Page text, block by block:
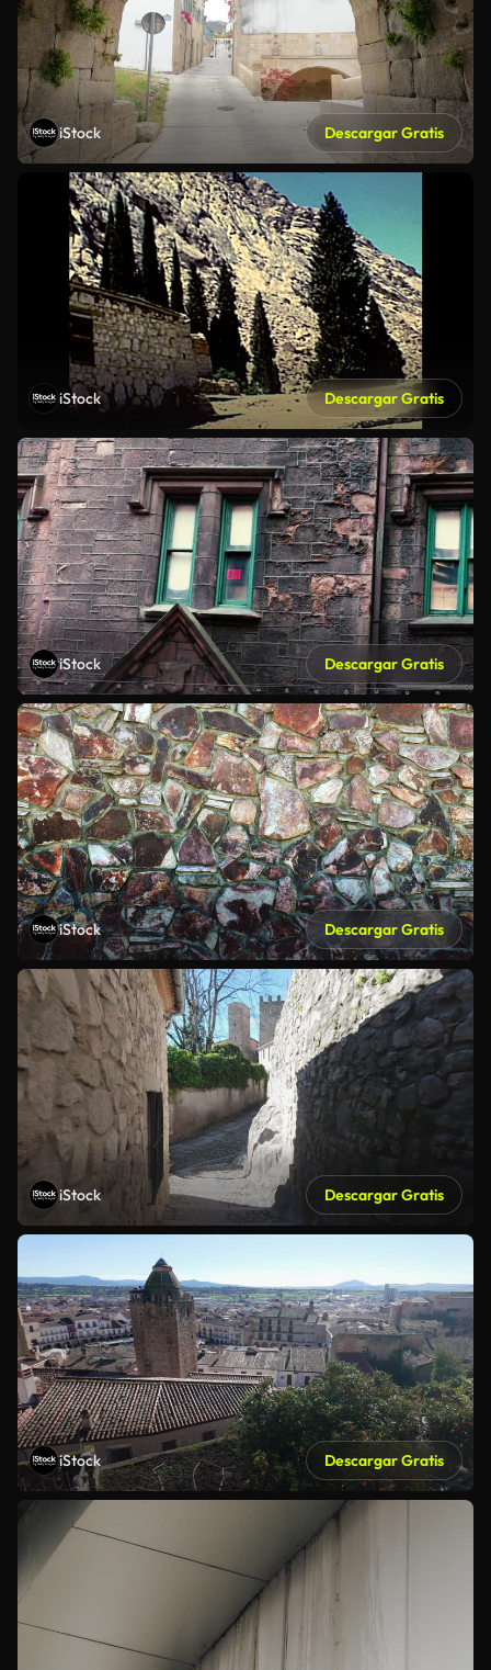
iStock Descargar Gratis
iStock Descargar Gratis
iStock Descargar Gratis
iStock Descargar Gratis
iStock Descargar Gratis
iStock Descargar Gratis